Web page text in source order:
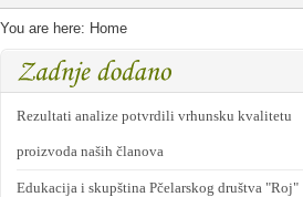
You are here: Home
Rezultati analize potvrdili vrhunsku kvalitetu
proizvoda naših članova
Edukacija i skupština Pčelarskog društva "Roj"